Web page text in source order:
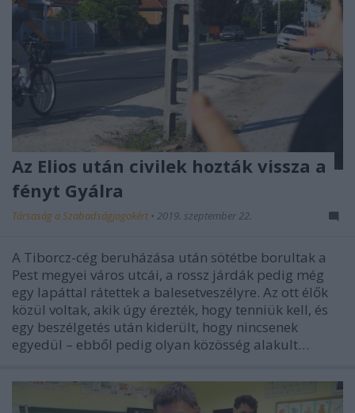
Az Elios után civilek hozták vissza a
fényt Gyálra
Társaság a Szabadságjogokért • 2019. szeptember 22.
A Tiborcz-cég beruházása után sötétbe borultak a
Pest megyei város utcái, a rossz járdák pedig még
egy lapáttal rátettek a balesetveszélyre. Az ott élők
közül voltak, akik úgy érezték, hogy tenniük kell, és
egy beszélgetés után kiderült, hogy nincsenek
egyedül – ebből pedig olyan közösség alakult…